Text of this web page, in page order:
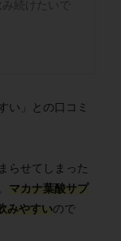
続けたいで
い」との口コミ
らせてしまった
マカナ葉酸サプ
みやすいので